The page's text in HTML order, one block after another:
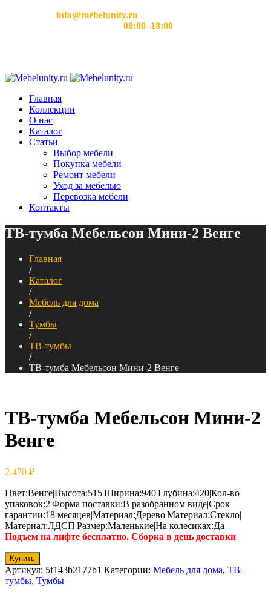
info@mebelunity.ru
08:00–18:00
Главная
Коллекции
О нас
Каталог
Статьи
Выбор мебели
Покупка мебели
Ремонт мебели
Уход за мебелью
Перевозка мебели
Контакты
ТВ-тумба Мебельсон Мини-2 Венге
Главная
/
Каталог
/
Мебель для дома
/
Тумбы
/
ТВ-тумбы
/
ТВ-тумба Мебельсон Мини-2 Венге
ТВ-тумба Мебельсон Мини-2
Венге
2.470 ₽
Цвет:Венге|Высота:515|Ширина:940|Глубина:420|Кол-во
упаковок:2|Форма поставки:В разобранном виде|Срок
гарантии:18 месяцев|Материал:Дерево|Материал:Стекло|
Материал:ЛДСП|Размер:Маленькие|На колесиках:Да
Подъем на лифте бесплатно. Сборка в день доставки
Купить
Артикул: 5f143b2177b1 Категории: Мебель для дома, ТВ-
тумбы, Тумбы